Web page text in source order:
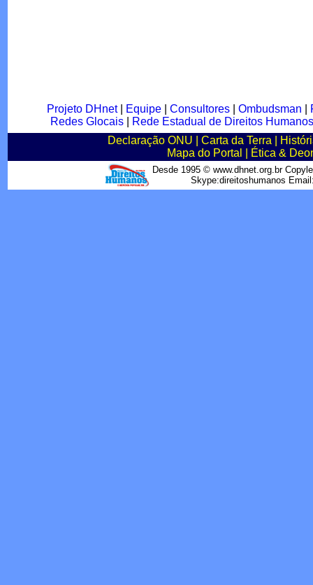
Projeto DHnet| Equipe| Consultores| Ombudsman
Redes Glocais|
Rede Estadual de Direitos
Declaração ONU
Carta da Terra
Mapa do Portal
Ética &
Desde 1995 © www.dhnet.org.br
Skype:direitoshumanos